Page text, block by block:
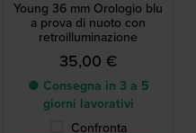
Young 36 mm Orologio blu
a prova di nuoto con
retroilluminazione
35,00 €
● Consegna in 3 a 5
giorni lavorativi
Confronta